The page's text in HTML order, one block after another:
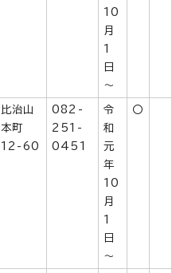
10
月
1
日
～
比治山
本町
12-60
082-
251-
0451
令
和
元
年
10
月
1
日
～
〇